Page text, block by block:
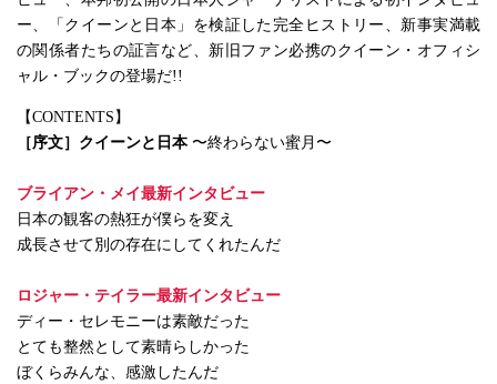
ー、「クイーンと日本」を検証した完全ヒストリー、新事実満載
の関係者たちの証言など、新旧ファン必携のクイーン・オフィシ
ャル・ブックの登場だ!!
【CONTENTS】
［序文］クイーンと日本〜終わらない蜜月〜
ブライアン・メイ最新インタビュー
日本の観客の熱狂が僕らを変え
成長させて別の存在にしてくれたんだ
ロジャー・テイラー最新インタビュー
ディー・セレモニーは素敵だった
とても整然として素晴らしかった
ぼくらみんな、感激したんだ